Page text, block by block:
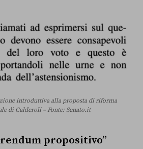
introduttiva alla proposta di riforma
di Calderoli – Fonte: Senato.it
propositivo”